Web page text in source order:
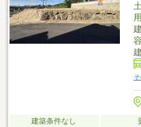
建築条件なし